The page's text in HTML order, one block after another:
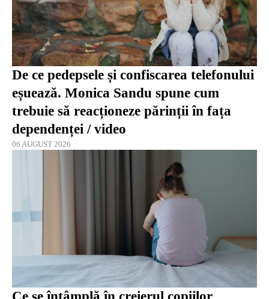
De ce pedepsele și confiscarea telefonului
eșuează. Monica Sandu spune cum
trebuie să reacționeze părinții în fața
dependenței / video
06 AUGUST 2026